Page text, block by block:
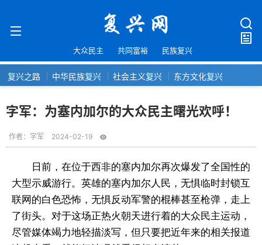
大众民主 共同富裕 民族复兴
复兴之路 中华民族复兴 社会主义复兴 东方文化复兴
字军：为塞内加尔的大众民主曙光欢呼！
作者： 字军 2024-02-19
日前，在位于西非的塞内加尔再次爆发了全国性的
大型示威游行。英雄的塞内加尔人民，无惧临时封锁互
联网的白色恐怖，无惧反动军警的棍棒甚至枪弹，走上
了街头。对于这场正热火朝天进行着的大众民主运动，
尽管媒体竭力地轻描淡写，但只要把近年来的相关报道